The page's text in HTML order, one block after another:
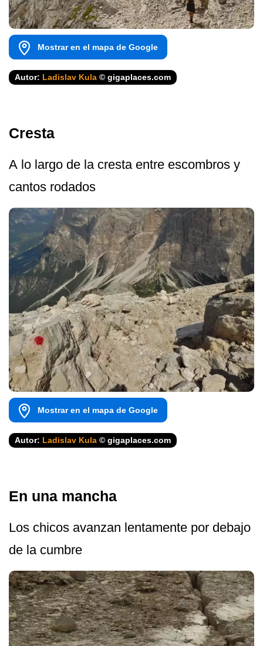
Mostrar en el mapa de Google
Autor: Ladislav Kula © gigaplaces.com
Cresta
A lo largo de la cresta entre escombros y
cantos rodados
Mostrar en el mapa de Google
Autor: Ladislav Kula © gigaplaces.com
En una mancha
Los chicos avanzan lentamente por debajo
de la cumbre